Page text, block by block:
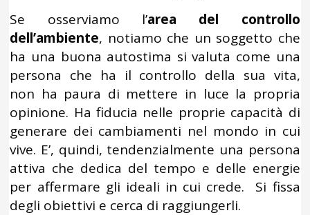
Se osserviamo l’area del controllo
dell’ambiente, notiamo che un soggetto che
ha una buona autostima si valuta come una
persona che ha il controllo della sua vita,
non ha paura di mettere in luce la propria
opinione. Ha fiducia nelle proprie capacità di
generare dei cambiamenti nel mondo in cui
vive. E’, quindi, tendenzialmente una persona
attiva che dedica del tempo e delle energie
per affermare gli ideali in cui crede. Si fissa
degli obiettivi e cerca di raggiungerli.